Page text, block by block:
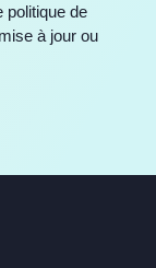
politique de
à jour ou